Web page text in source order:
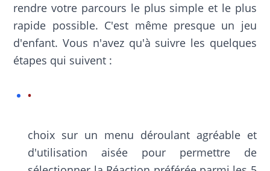
rendre votre parcours le plus simple et le plus
rapide possible. C'est même presque un jeu
d'enfant. Vous n'avez qu'à suivre les quelques
étapes qui suivent :
choix sur un menu déroulant agréable et
d'utilisation aisée pour permettre de